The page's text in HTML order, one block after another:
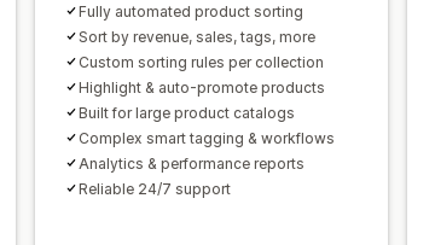
Fully automated product sorting
Sort by revenue, sales, tags, more
Custom sorting rules per collection
Highlight & auto-promote products
Built for large product catalogs
Complex smart tagging & workflows
Analytics & performance reports
Reliable 24/7 support